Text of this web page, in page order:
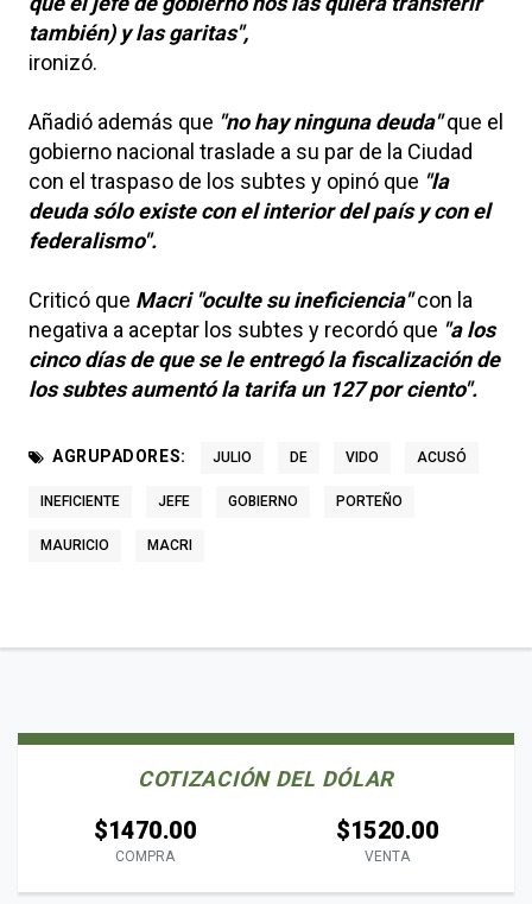
también) y las garitas",
ironizó.
Añadió además que "no hay ninguna deuda"que el
gobierno nacional traslade a su par de la Ciudad
con el traspaso de los subtes y opinó que "la
deuda sólo existe con el interior del país y con el
federalismo".
Criticó que Macri "oculte su ineficiencia"con la
negativa a aceptar los subtes y recordó que "a los
cinco días de que se le entregó la fiscalización de
los subtes aumentó la tarifa un 127 por ciento".
AGRUPADORES: JULIO DE VIDO ACUSÓ
INEFICIENTE JEFE GOBIERNO PORTEÑO
MAURICIO MACRI
COTIZACIÓN DEL DÓLAR
$1470.00
COMPRA
$1520.00
VENTA